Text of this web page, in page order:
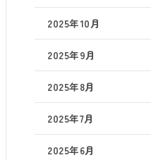
2025年10月
2025年9月
2025年8月
2025年7月
2025年6月